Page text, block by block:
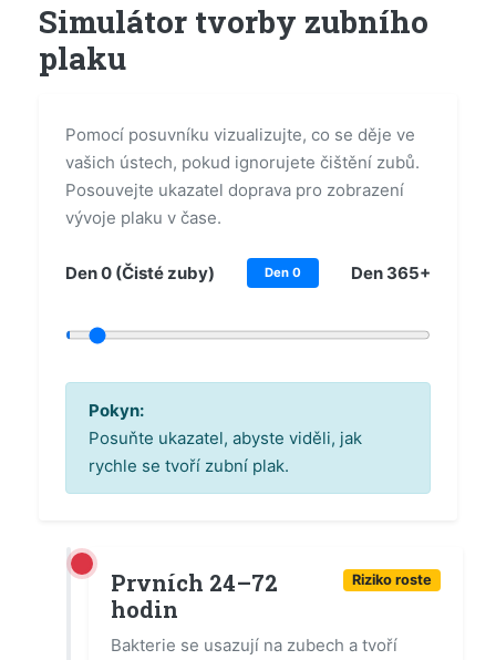
Simulátor tvorby zubního
plaku
Pomocí posuvníku vizualizujte, co se děje ve
vašich ústech, pokud ignorujete čištění zubů.
Posouvejte ukazatel doprava pro zobrazení
vývoje plaku v čase.
Den 0 (Čisté zuby) Den 0 Den 365+
Pokyn:
Posuňte ukazatel, abyste viděli, jak
rychle se tvoří zubní plak.
Prvních 24–72
hodin
Riziko roste
Bakterie se usazují na zubech a tvoří